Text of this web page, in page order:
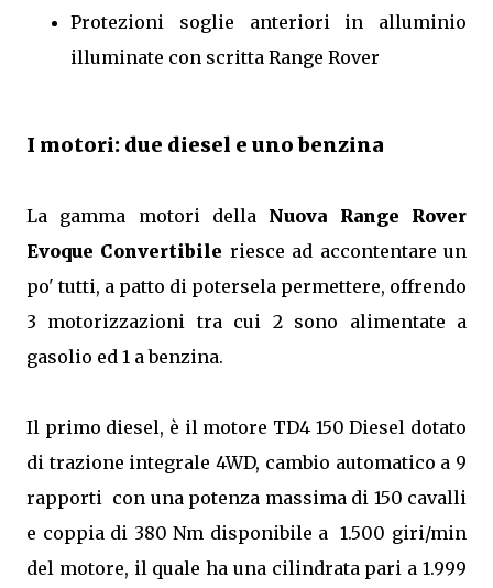
Protezioni soglie anteriori in alluminio
illuminate con scritta Range Rover
I motori: due diesel e uno benzina
La gamma motori della Nuova Range Rover
Evoque Convertibile riesce ad accontentare un
po' tutti, a patto di potersela permettere, offrendo
3 motorizzazioni tra cui 2 sono alimentate a
gasolio ed 1 a benzina.
Il primo diesel, è il motore TD4 150 Diesel dotato
di trazione integrale 4WD, cambio automatico a 9
rapporti con una potenza massima di 150 cavalli
e coppia di 380 Nm disponibile a 1.500 giri/min
del motore, il quale ha una cilindrata pari a 1.999